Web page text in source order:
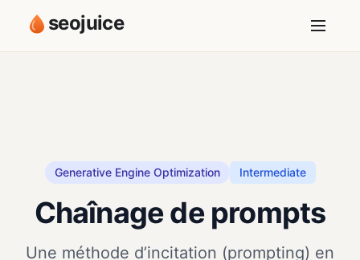
seojuice
Generative Engine Optimization Intermediate
Chaînage de prompts
Une méthode d’incitation (prompting) en